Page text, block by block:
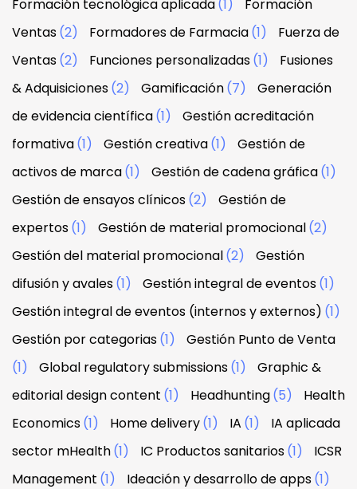
Formación tecnológica aplicada(1)
Formación
Ventas(2) Formadores de Farmacia(1)
Fuerza de
Ventas(2) Funciones personalizadas(1)
Fusiones
& Adquisiciones(2) Gamificación(7)
Generación
de evidencia científica(1)
Gestión acreditación
formativa(1) Gestión creativa(1)
Gestión de
activos de marca(1) Gestión de cadena gráfica(1)
Gestión de ensayos clínicos(2)
Gestión de
expertos(1) Gestión de material promocional(2)
Gestión del material promocional(2)
Gestión
difusión y avales(1) Gestión integral de eventos(1)
Gestión integral de eventos (internos y externos) (1)
Gestión por categorias(1)
Gestión Punto de Venta
(1)
Global regulatory submissions(1)
Graphic &
editorial design content (1) Headhunting(5)
Health
Economics(1) Home delivery(1) IA (1)
IA aplicada
sector mHealth(1) IC Productos sanitarios(1)
ICSR
Management (1) Ideación y desarrollo de apps(1)